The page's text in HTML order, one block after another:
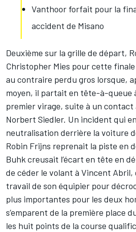
Vanthoor forfait pour la
accident de Misano
Deuxième sur la grille de départ,
Christopher Mies pour cette
au contraire perdu gros lorsque,
moyen, il partait en tête-à-queue
premier virage, suite à un contact
Norbert Siedler. Un incident qui
neutralisation derrière la voiture
Robin Frijns reprenait la piste en
Buhk creusait l’écart en tête en
de céder le volant à Vincent
travail de son équipier pour
plus importantes pour les deux
s’emparent de la première place
les huit points de la course